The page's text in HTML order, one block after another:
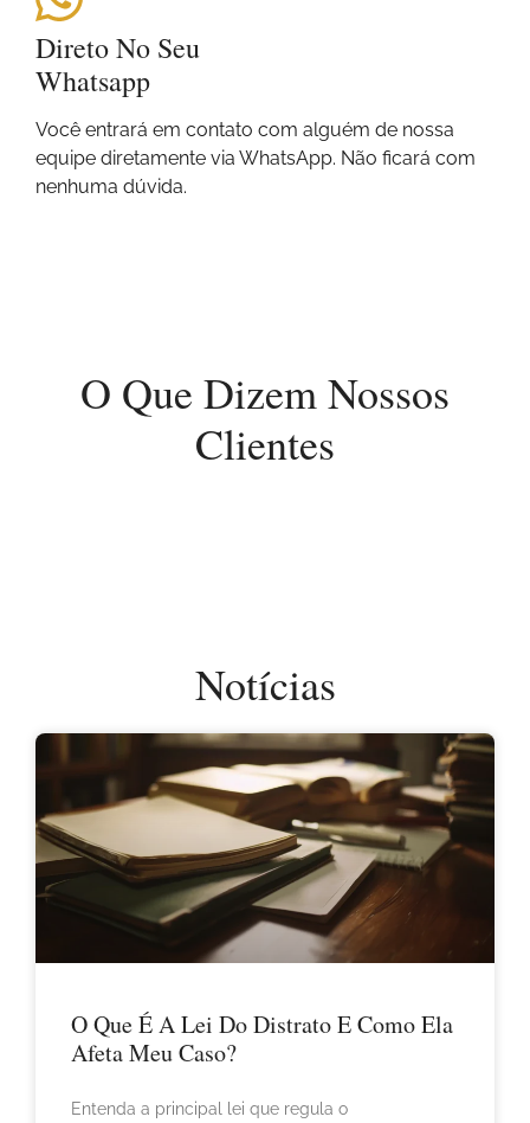
Direto No Seu
Whatsapp
Você entrará em contato com alguém de nossa
equipe diretamente via WhatsApp. Não ficará com
nenhuma dúvida.
O Que Dizem Nossos
Clientes
Notícias
O Que É A Lei Do Distrato E Como Ela
Afeta Meu Caso?
Entenda a principal lei que regula o